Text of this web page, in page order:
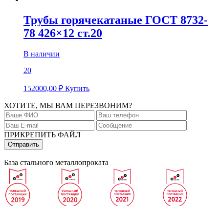
Трубы горячекатаные ГОСТ 8732-
78 426×12 ст.20
В наличии
20
152000,00 ₽ Купить
ХОТИТЕ, МЫ ВАМ ПЕРЕЗВОНИМ?
ПРИКРЕПИТЬ ФАЙЛ
База стального металлопроката